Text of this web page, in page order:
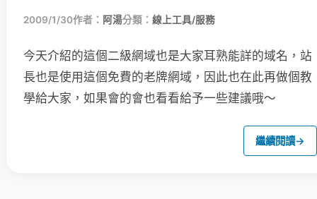
2009/1/30作者： 阿湯分類： 線上工具/服務
今天介紹的這個二級網域也是大家耳熟能詳的域名，站
長也是使用這個免費的老牌網域，因此也在此再做個教
學給大家，如果會的會也看看給予一些建議哦～
繼續閱讀→